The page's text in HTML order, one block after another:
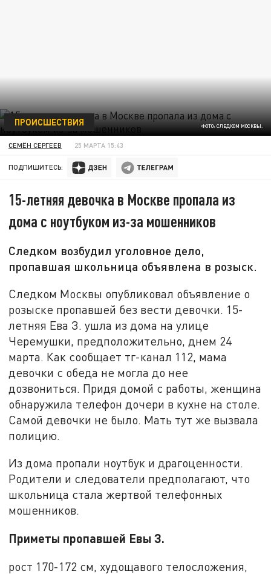
ФОТО: СЛЕДКОМ МОСКВЫ.
ПРОИСШЕСТВИЯ
СЕМЁН СЕРГЕЕВ 25 МАРТА 15:43
ПОДПИШИТЕСЬ:
15-летняя девочка в Москве пропала из
дома с ноутбуком из-за мошенников
Следком возбудил уголовное дело,
пропавшая школьница объявлена в розыск.
Следком Москвы опубликовал объявление о
розыске пропавшей без вести девочки. 15-
летняя Ева З. ушла из дома на улице
Черемушки, предположительно, днем 24
марта. Как сообщает тг-канал 112, мама
девочки с обеда не могла до нее
дозвониться. Придя домой с работы, женщина
обнаружила телефон дочери в кухне на столе.
Самой девочки не было. Мать тут же вызвала
полицию.
Из дома пропали ноутбук и драгоценности.
Родители и следователи предполагают, что
школьница стала жертвой телефонных
мошенников.
Приметы пропавшей Евы З.
рост 170-172 см, худощавого телосложения,